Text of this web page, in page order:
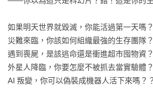
如果明天世界就毀滅，你能活過第一天嗎？
災難來臨，你該如何組織最強的生存團隊？
遇到喪屍，是該逃命還是衝進超市囤物資？
外星人降臨，你要怎麼不被抓去當實驗體？
AI 叛變，你可以偽裝成機器人活下來嗎？？